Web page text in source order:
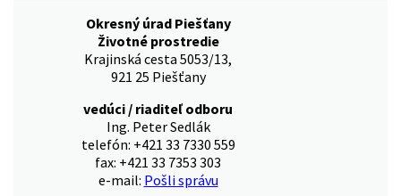
Okresný úrad Piešťany
Životné prostredie
Krajinská cesta 5053/13,
921 25 Piešťany
vedúci / riaditeľ odboru
Ing. Peter Sedlák
telefón: +421 33 7330 559
fax: +421 33 7353 303
e-mail: Pošli správu